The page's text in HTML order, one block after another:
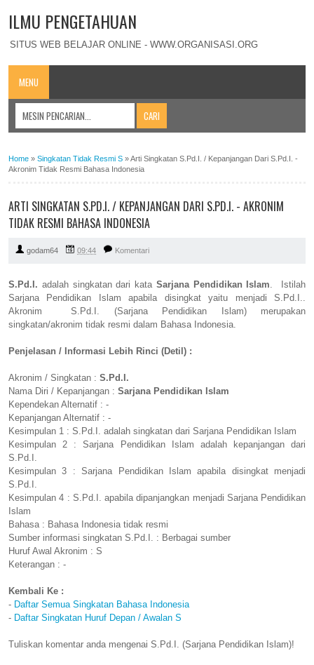
ILMU PENGETAHUAN
SITUS WEB BELAJAR ONLINE - WWW.ORGANISASI.ORG
MENU
Home » Singkatan Tidak Resmi S »Arti Singkatan S.Pd.I. / Kepanjangan Dari S.Pd.I. -
Akronim Tidak Resmi Bahasa Indonesia
ARTI SINGKATAN S.PD.I. / KEPANJANGAN DARI S.PD.I. - AKRONIM
TIDAK RESMI BAHASA INDONESIA
godam64 09:44 Komentari
S.Pd.I. adalah singkatan dari kata Sarjana Pendidikan Islam. Istilah
Sarjana Pendidikan Islam apabila disingkat yaitu menjadi S.Pd.I..
Akronim S.Pd.I. (Sarjana Pendidikan Islam) merupakan
singkatan/akronim tidak resmi dalam Bahasa Indonesia.
Penjelasan / Informasi Lebih Rinci (Detil) :
Akronim / Singkatan : S.Pd.I.
Nama Diri / Kepanjangan : Sarjana Pendidikan Islam
Kependekan Alternatif : -
Kepanjangan Alternatif : -
Kesimpulan 1 : S.Pd.I. adalah singkatan dari Sarjana Pendidikan Islam
Kesimpulan 2 : Sarjana Pendidikan Islam adalah kepanjangan dari
S.Pd.I.
Kesimpulan 3 : Sarjana Pendidikan Islam apabila disingkat menjadi
S.Pd.I.
Kesimpulan 4 : S.Pd.I. apabila dipanjangkan menjadi Sarjana Pendidikan
Islam
Bahasa : Bahasa Indonesia tidak resmi
Sumber informasi singkatan S.Pd.I. : Berbagai sumber
Huruf Awal Akronim : S
Keterangan : -
Kembali Ke :
- Daftar Semua Singkatan Bahasa Indonesia
- Daftar Singkatan Huruf Depan / Awalan S
Tuliskan komentar anda mengenai S.Pd.I. (Sarjana Pendidikan Islam)!